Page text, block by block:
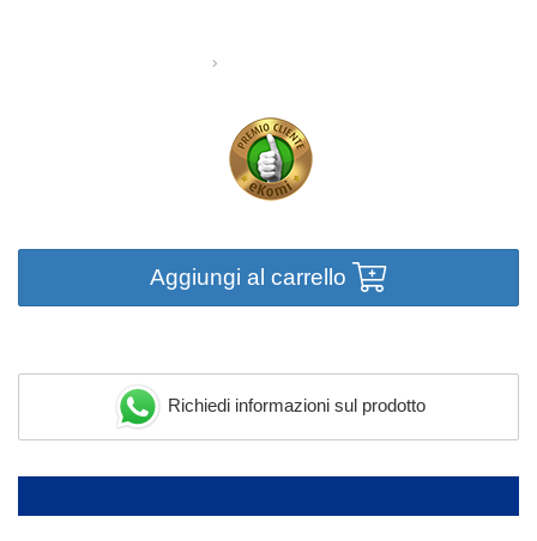
Aggiungi al carrello
Richiedi informazioni sul prodotto